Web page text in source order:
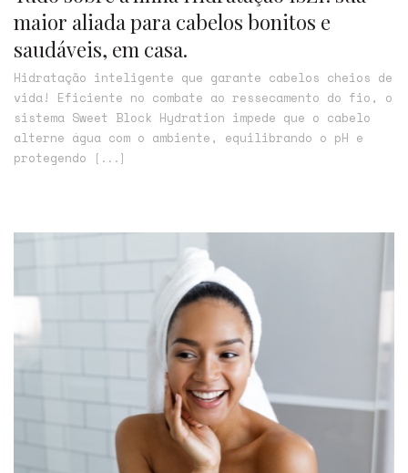
maior aliada para cabelos bonitos e
saudáveis, em casa.
Hidratação inteligente que garante cabelos cheios de
vida! Eficiente no combate ao ressecamento do fio, o
sistema Sweet Block Hydration impede que o cabelo
alterne água com o ambiente, equilibrando o pH e
protegendo
[...]